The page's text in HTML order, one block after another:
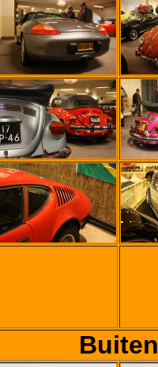
Buiten